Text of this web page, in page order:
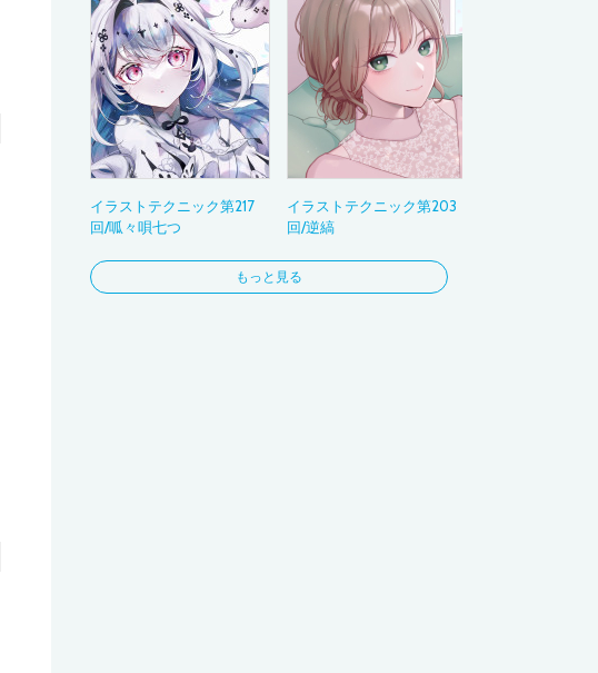
イラストテクニック第217
回/呱々唄七つ
イラストテクニック第203
回/逆縞
もっと見る